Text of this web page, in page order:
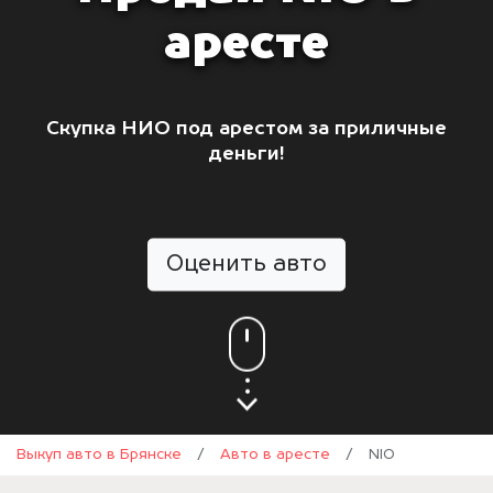
аресте
Скупка НИО под арестом за приличные
деньги!
Оценить авто
Выкуп авто в Брянске / Авто в аресте / NIO